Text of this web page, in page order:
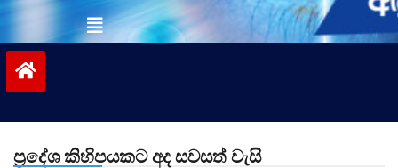
ප්‍රදේශ කිහිපයකට අද සවසත් වැසි